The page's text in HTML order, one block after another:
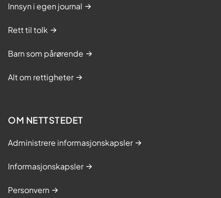
Innsyn i egen journal
Rett til tolk
Barn som pårørende
Alt om rettigheter
OM NETTSTEDET
Administrere informasjonskapsler
Informasjonskapsler
Personvern